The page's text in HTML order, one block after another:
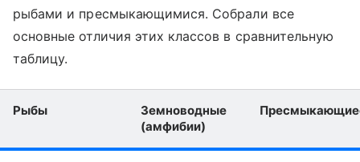
рыбами и пресмыкающимися. Собрали все
основные отличия этих классов в сравнительную
таблицу.
Рыбы
Земноводные
(амфибии)